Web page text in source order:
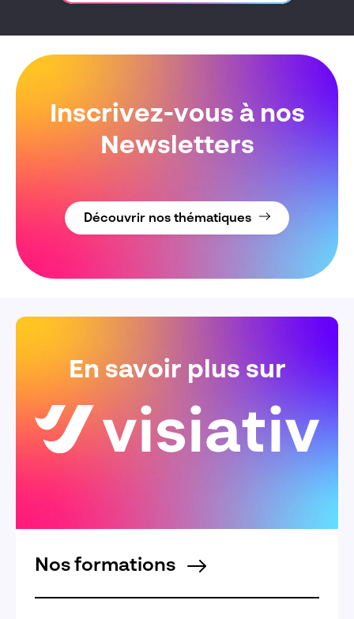
Inscrivez-vous à nos
Newsletters
Découvrir nos thématiques
En savoir plus sur
Nos formations